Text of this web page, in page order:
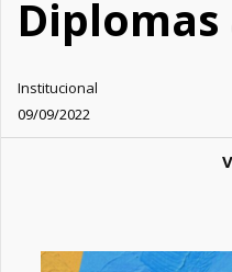
Institucional
09/09/2022